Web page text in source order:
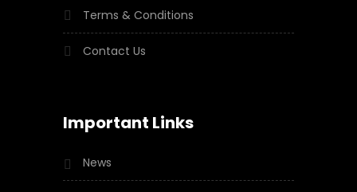
Terms & Conditions
Contact Us
Important Links
News